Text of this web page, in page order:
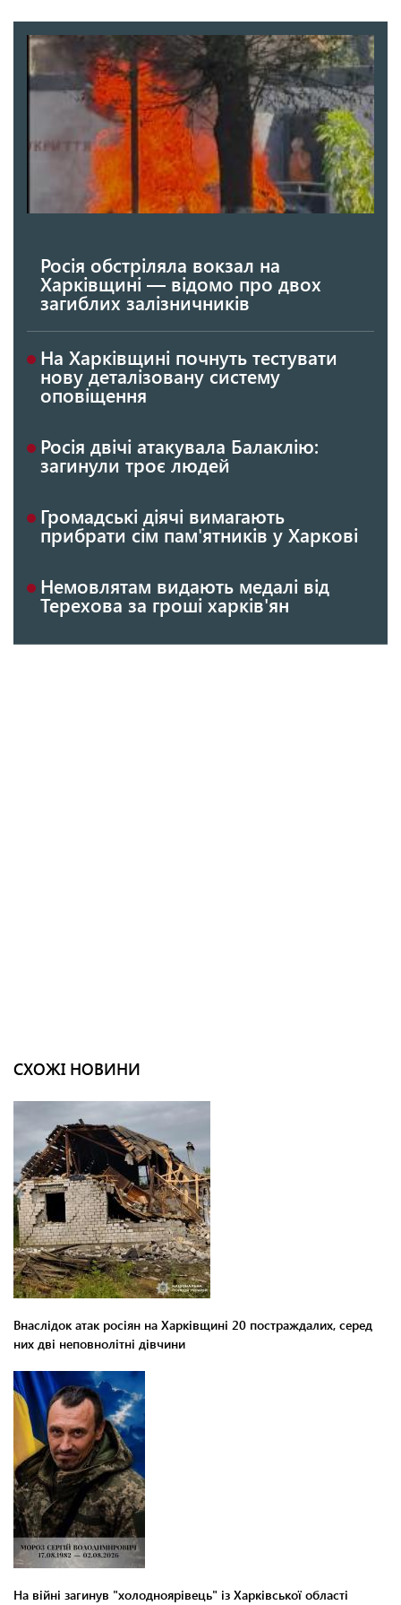
Росія обстріляла вокзал на
Харківщині — відомо про двох
загиблих залізничників
На Харківщині почнуть тестувати
нову деталізовану систему
оповіщення
Росія двічі атакувала Балаклію:
загинули троє людей
Громадські діячі вимагають
прибрати сім пам'ятників у Харкові
Немовлятам видають медалі від
Терехова за гроші харків'ян
СХОЖІ НОВИНИ
Внаслідок атак росіян на Харківщині 20 постраждалих, серед
них дві неповнолітні дівчини
На війні загинув "холодноярівець" із Харківської області